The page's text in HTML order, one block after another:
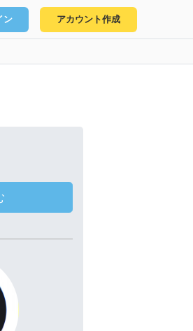
ン アカウント作成